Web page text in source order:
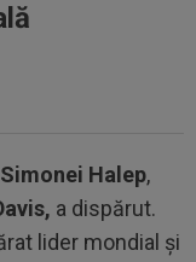
Simonei Halep,
a dispărut.
lider mondial şi